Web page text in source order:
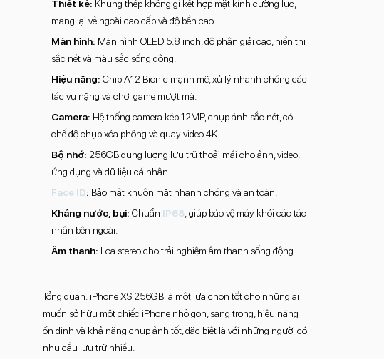
Thiết kế: Khung thép không gỉ kết hợp mặt kính cường lực,
mang lại vẻ ngoài cao cấp và độ bền cao.
Màn hình: Màn hình OLED 5.8 inch, độ phân giải cao, hiển thị
sắc nét và màu sắc sống động.
Hiệu năng: Chip A12 Bionic mạnh mẽ, xử lý nhanh chóng các
tác vụ nặng và chơi game mượt mà.
Camera: Hệ thống camera kép 12MP, chụp ảnh sắc nét, có
chế độ chụp xóa phông và quay video 4K.
Bộ nhớ: 256GB dung lượng lưu trữ thoải mái cho ảnh, video,
ứng dụng và dữ liệu cá nhân.
Face ID: Bảo mật khuôn mặt nhanh chóng và an toàn.
Kháng nước, bụi: Chuẩn IP68, giúp bảo vệ máy khỏi các tác
nhân bên ngoài.
Âm thanh: Loa stereo cho trải nghiệm âm thanh sống động.
Tổng quan: iPhone XS 256GB là một lựa chọn tốt cho những ai
muốn sở hữu một chiếc iPhone nhỏ gọn, sang trọng, hiệu năng
ổn định và khả năng chụp ảnh tốt, đặc biệt là với những người có
nhu cầu lưu trữ nhiều.